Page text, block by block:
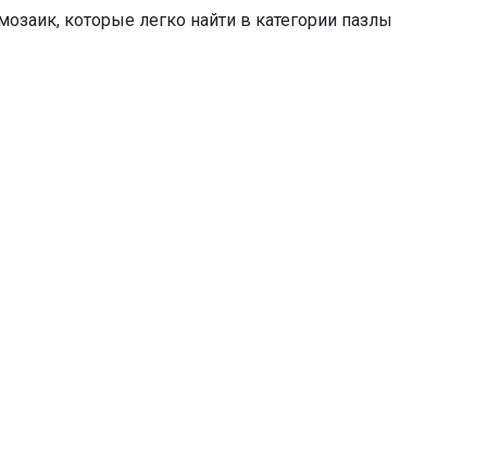
которые легко найти в категории пазлы